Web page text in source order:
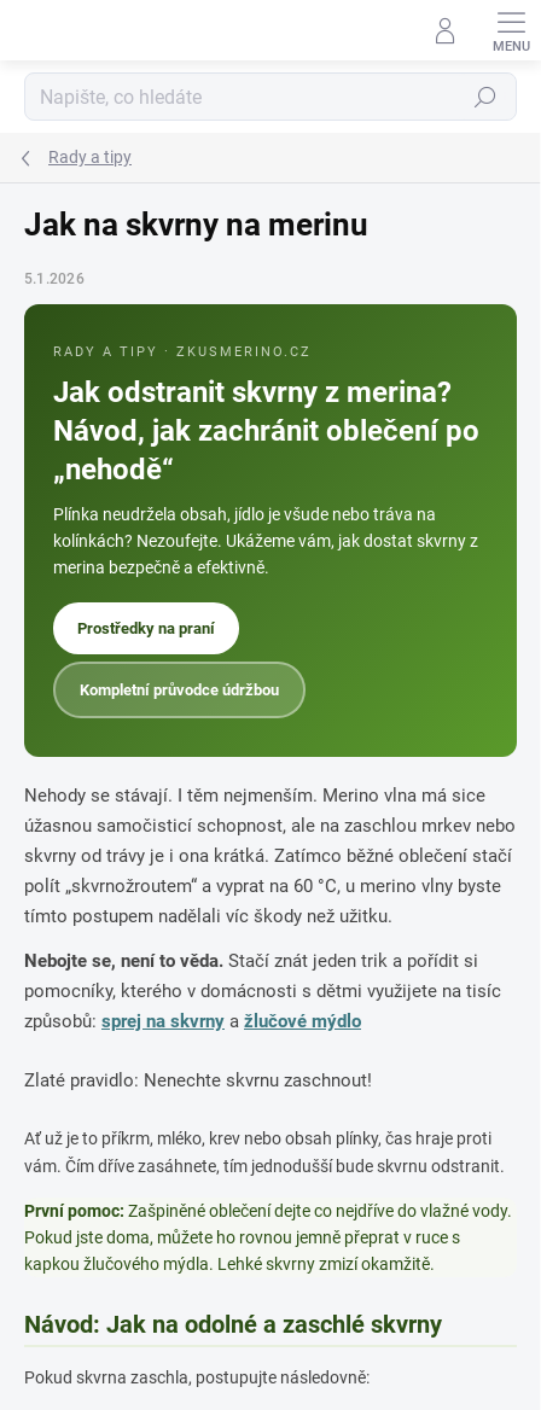
Hledat
Rady a tipy
Jak na skvrny na merinu
5.1.2026
RADY A TIPY · ZKUSMERINO.CZ
Jak odstranit skvrny z merina?
Návod, jak zachránit oblečení po
„nehodě“
Plínka neudržela obsah, jídlo je všude nebo tráva na
kolínkách? Nezoufejte. Ukážeme vám, jak dostat skvrny z
merina bezpečně a efektivně.
Prostředky na praní
Kompletní průvodce údržbou
Nehody se stávají. I těm nejmenším. Merino vlna má sice
úžasnou samočisticí schopnost, ale na zaschlou mrkev nebo
skvrny od trávy je i ona krátká. Zatímco běžné oblečení stačí
polít „skvrnožroutem“ a vyprat na 60 °C, u merino vlny byste
tímto postupem nadělali víc škody než užitku.
Nebojte se, není to věda. Stačí znát jeden trik a pořídit si
pomocníky, kterého v domácnosti s dětmi využijete na tisíc
způsobů: sprej na skvrny a žlučové mýdlo
Zlaté pravidlo: Nenechte skvrnu zaschnout!
Ať už je to příkrm, mléko, krev nebo obsah plínky, čas hraje proti
vám. Čím dříve zasáhnete, tím jednodušší bude skvrnu odstranit.
První pomoc: Zašpiněné oblečení dejte co nejdříve do vlažné vody.
Pokud jste doma, můžete ho rovnou jemně přeprat v ruce s
kapkou žlučového mýdla. Lehké skvrny zmizí okamžitě.
Návod: Jak na odolné a zaschlé skvrny
Pokud skvrna zaschla, postupujte následovně: